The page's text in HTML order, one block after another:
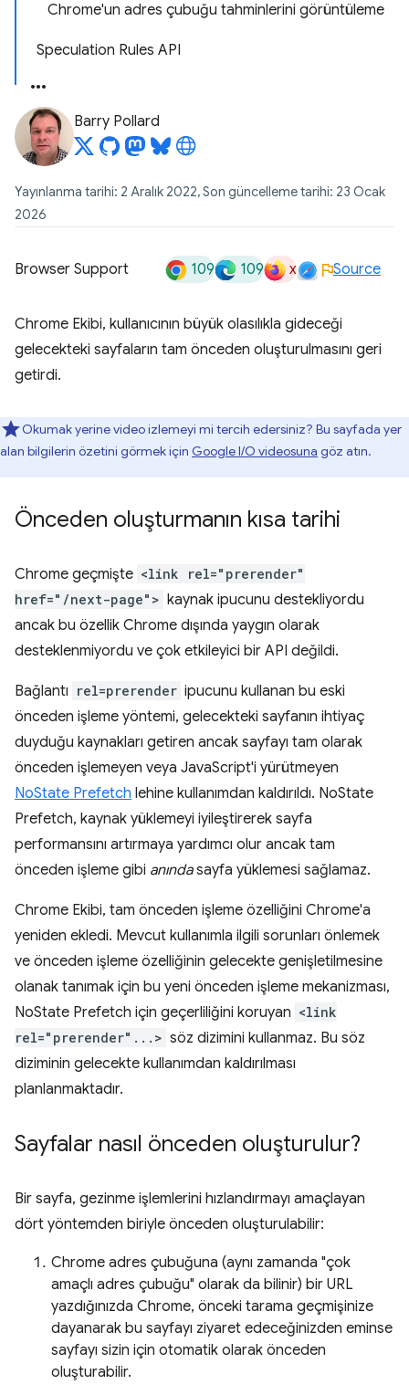
Chrome'un adres çubuğu tahminlerini görüntüleme
Speculation Rules API
Barry Pollard
Yayınlanma tarihi: 2 Aralık 2022, Son güncelleme tarihi: 23 Ocak
2026
Browser Support 109 109 x Source
Chrome Ekibi, kullanıcının büyük olasılıkla gideceği
gelecekteki sayfaların tam önceden oluşturulmasını geri
getirdi.
Okumak yerine video izlemeyi mi tercih edersiniz? Bu sayfada yer
alan bilgilerin özetini görmek için Google I/O videosuna göz atın.
Önceden oluşturmanın kısa tarihi
Chrome geçmişte <link rel="prerender"
href="/next-page"> kaynak ipucunu destekliyordu
ancak bu özellik Chrome dışında yaygın olarak
desteklenmiyordu ve çok etkileyici bir API değildi.
Bağlantı rel=prerender ipucunu kullanan bu eski
önceden işleme yöntemi, gelecekteki sayfanın ihtiyaç
duyduğu kaynakları getiren ancak sayfayı tam olarak
önceden işlemeyen veya JavaScript'i yürütmeyen
NoState Prefetch lehine kullanımdan kaldırıldı. NoState
Prefetch, kaynak yüklemeyi iyileştirerek sayfa
performansını artırmaya yardımcı olur ancak tam
önceden işleme gibi anındasayfa yüklemesi sağlamaz.
Chrome Ekibi, tam önceden işleme özelliğini Chrome'a
yeniden ekledi. Mevcut kullanımla ilgili sorunları önlemek
ve önceden işleme özelliğinin gelecekte genişletilmesine
olanak tanımak için bu yeni önceden işleme mekanizması,
NoState Prefetch için geçerliliğini koruyan <link
rel="prerender"...> söz dizimini kullanmaz. Bu söz
diziminin gelecekte kullanımdan kaldırılması
planlanmaktadır.
Sayfalar nasıl önceden oluşturulur?
Bir sayfa, gezinme işlemlerini hızlandırmayı amaçlayan
dört yöntemden biriyle önceden oluşturulabilir:
Chrome adres çubuğuna (aynı zamanda "çok
amaçlı adres çubuğu" olarak da bilinir) bir URL
yazdığınızda Chrome, önceki tarama geçmişinize
dayanarak bu sayfayı ziyaret edeceğinizden eminse
sayfayı sizin için otomatik olarak önceden
oluşturabilir.